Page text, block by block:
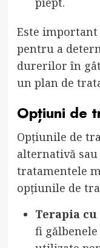
Este important
pentru a
durerilor în
un plan de
Opțiuni de
Opțiunile de
alternativă
tratamentele
opțiunile de
Terapia
fi